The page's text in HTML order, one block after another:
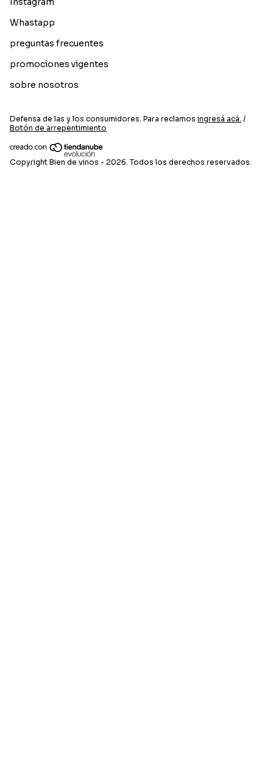
Whastapp
preguntas frecuentes
promociones vigentes
sobre nosotros
Defensa de las y los consumidores. Para reclamos ingresá acá. /
Botón de arrepentimiento
Copyright Bien de vinos - 2026. Todos los derechos reservados.